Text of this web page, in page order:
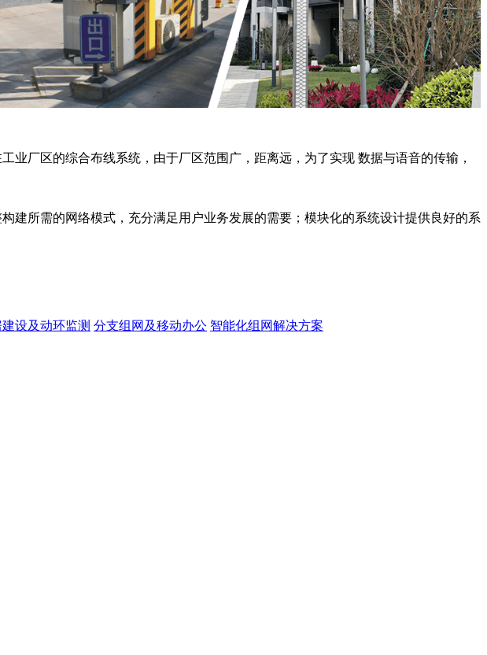
厂区的综合布线系统，由于厂区范围广，距离远，为了实现 数据与语音的传输，
建所需的网络模式，充分满足用户业务发展的需要；模块化的系统设计提供良好的系
设及动环监测 分支组网及移动办公 智能化组网解决方案